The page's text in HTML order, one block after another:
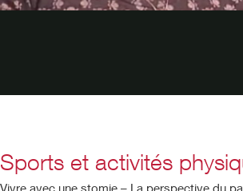
Sports et activités
Vivre avec une stomie – La perspective du